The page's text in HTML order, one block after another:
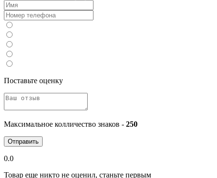
Поставьте оценку
Максимальное колличество знаков - 250
Отправить
0.0
Товар еще никто не оценил, станьте первым